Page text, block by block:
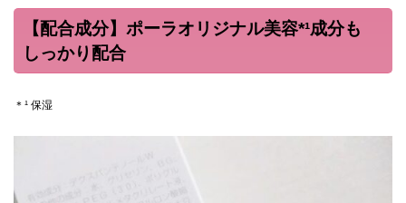
【配合成分】ポーラオリジナル美容*¹成分も
しっかり配合
＊¹ 保湿